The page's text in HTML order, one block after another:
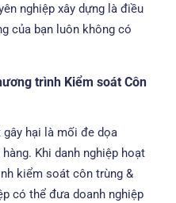
nghiệp xây dựng là điều
của bạn luôn không có
trình Kiểm soát Côn
hại là mối đe dọa
Khi danh nghiệp hoạt
kiểm soát côn trùng &
có thể đưa doanh nghiệp